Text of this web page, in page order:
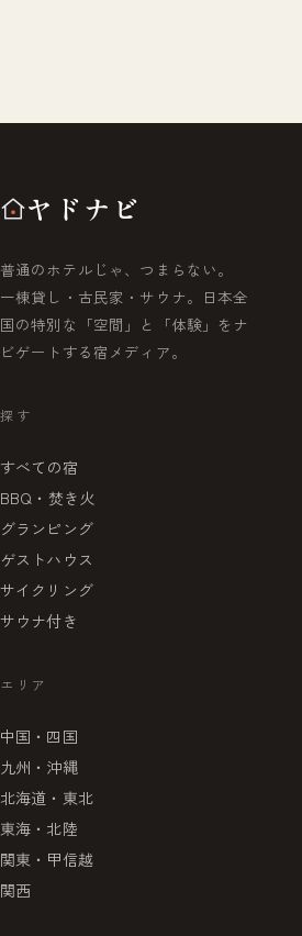
ヤドナビ
普通のホテルじゃ、つまらない。
一棟貸し・古民家・サウナ。日本全
国の特別な「空間」と「体験」をナ
ビゲートする宿メディア。
探す
すべての宿
BBQ・焚き火
グランピング
ゲストハウス
サイクリング
サウナ付き
エリア
中国・四国
九州・沖縄
北海道・東北
東海・北陸
関東・甲信越
関西